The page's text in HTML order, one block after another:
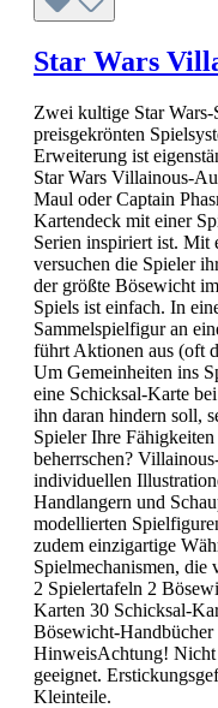
Star Wars
Zwei kultige Star
preisgekrönten
Erweiterung ist
Star Wars Villainous-
Maul oder Captain
Kartendeck mit einer
Serien inspiriert ist. Mit
versuchen die Spieler
der größte Bösewicht
Spiels ist einfach. In
Sammelspielfigur an
führt Aktionen aus (oft
Um Gemeinheiten ins
eine Schicksal-Karte
ihn daran hindern soll,
Spieler Ihre
beherrschen?
individuellen
Handlangern und
modellierten
zudem einzigartige
Spielmechanismen,
2 Spielertafeln 2
Karten 30 Schicksal-
Bösewicht-
HinweisAchtung!
geeignet.
Kleinteile.